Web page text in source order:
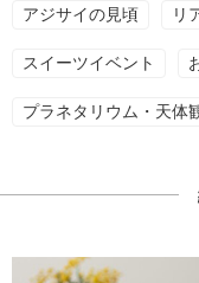
アジサイの見頃 リ
スイーツイベント
プラネタリウム・天体